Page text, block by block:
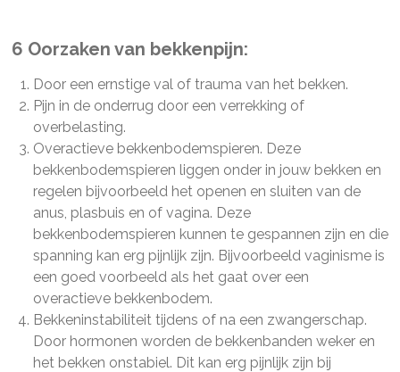
6 Oorzaken van bekkenpijn:
Door een ernstige val of trauma van het bekken.
Pijn in de onderrug door een verrekking of
overbelasting.
Overactieve bekkenbodemspieren. Deze
bekkenbodemspieren liggen onder in jouw bekken en
regelen bijvoorbeeld het openen en sluiten van de
anus, plasbuis en of vagina. Deze
bekkenbodemspieren kunnen te gespannen zijn en die
spanning kan erg pijnlijk zijn. Bijvoorbeeld vaginisme is
een goed voorbeeld als het gaat over een
overactieve bekkenbodem.
Bekkeninstabiliteit tijdens of na een zwangerschap.
Door hormonen worden de bekkenbanden weker en
het bekken onstabiel. Dit kan erg pijnlijk zijn bij